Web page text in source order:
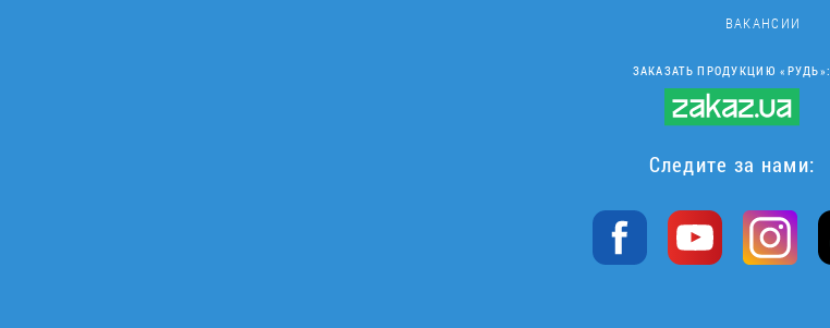
ВАКАНСИИ
ЗАКАЗАТЬ ПРОДУКЦИЮ «РУДЬ»:
Следите за нами: